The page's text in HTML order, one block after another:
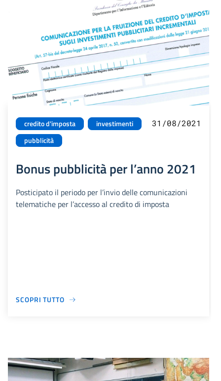
credito d'imposta
investimenti
pubblicità
31/08/2021
Bonus pubblicità per l’anno 2021
Posticipato il periodo per l’invio delle comunicazioni
telematiche per l’accesso al credito di imposta
SCOPRI TUTTO